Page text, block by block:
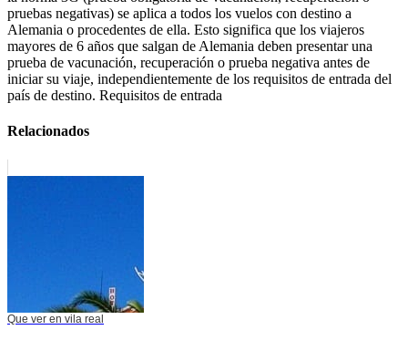
pruebas negativas) se aplica a todos los vuelos con destino a
Alemania o procedentes de ella. Esto significa que los viajeros
mayores de 6 años que salgan de Alemania deben presentar una
prueba de vacunación, recuperación o prueba negativa antes de
iniciar su viaje, independientemente de los requisitos de entrada del
país de destino. Requisitos de entrada
Relacionados
Que ver en vila real